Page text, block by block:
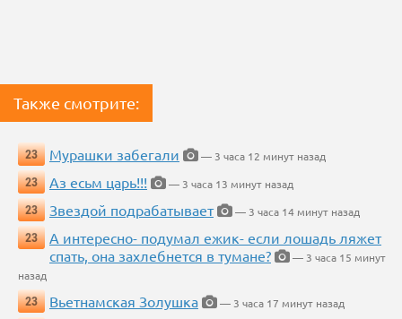
Также смотрите:
23 Мурашки забегали
— 3 часа 12 минут назад
23
Аз есьм царь!!!
— 3 часа 13 минут назад
23
Звездой подрабатывает
— 3 часа 14 минут назад
23
А интересно- подумал ежик- если лошадь ляжет
спать, она захлебнется в тумане?
— 3 часа 15 минут
назад
23
Вьетнамская Золушка
— 3 часа 17 минут назад